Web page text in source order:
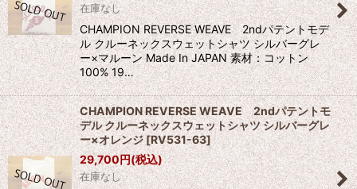
在庫なし
CHAMPION REVERSE WEAVE 2ndパテントモデ
ル クルーネックスウェットシャツ シルバーグレ
ー×マルーン Made In JAPAN 素材：コットン
100% 19…
CHAMPION REVERSE WEAVE 2ndパテントモ
デル クルーネックスウェットシャツ シルバーグレ
ー×オレンジ[RV531-63]
29,700円(税込)
在庫なし